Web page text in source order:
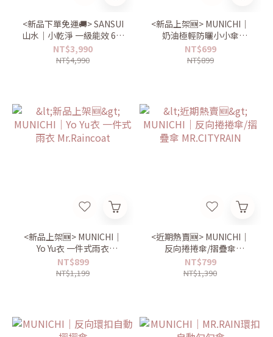
<新品下單免運🚚> SANSUI
山水｜小乾淨 一級能效 6公
升除濕機 MR.WHITE8
NT$3,990
NT$4,990
<新品上架🆕> MUNICHI｜
奶油極輕防曬小小傘
UPF50+ 雨天防水
MR.MINIRAIN
NT$699
NT$899
<新品上架🆕> MUNICHI｜
Yo Yu衣 一件式雨衣
Mr.Raincoat
NT$899
NT$1,199
<近期熱賣🆕> MUNICHI｜
反向捲捲傘/摺疊傘
MR.CITYRAIN
NT$799
NT$1,390